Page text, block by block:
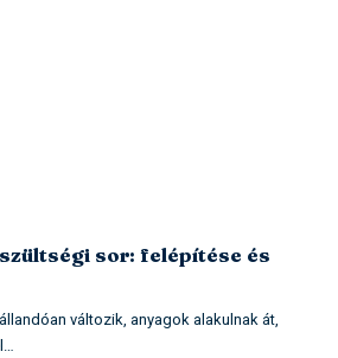
sor: felépítése és
változik, anyagok alakulnak át,